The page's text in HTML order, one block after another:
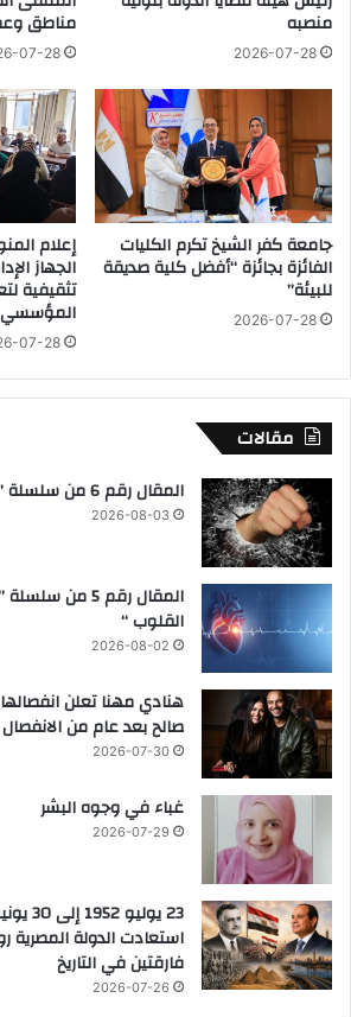
ر
ئ
ا
ل
م
ح
م
د
ص
ق
ا
ش
و
ي
ر
ئ
ل
ي
س
ي
ب
م
ن
ب
ة
أ
س
ن
ة
ا
ل
ه
منصبه
2026-07-28
مناطق
07-28
جامعة كفر الشيخ تكرم الكليات
الفائزة بجائزة “أفضل كلية صديقة
للبيئة”
2026-07-28
إعلام
الجهاز
تثقيفية
المؤسسي
07-28
مقالات
المقال رقم 6 من سلسلة ” عيادة القلوب “
2026-08-03
المقال رقم 5
القلوب “
2026-08-02
هنادي مهنا تعلن
صالح بعد عام من الانفصال
2026-07-30
غباء في وجوه البشر
2026-07-29
استعادت الدولة
فارقتين في التاريخ
2026-07-26